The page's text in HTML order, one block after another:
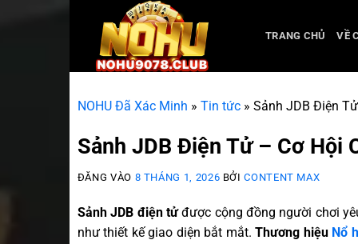
TRANG CHỦ VỀ
NOHU Đã Xác Minh » Tin tức» Sảnh JDB Điện
Sảnh JDB Điện Tử – Cơ Hội
ĐĂNG VÀO 8 THÁNG 1, 2026 BỞICONTENT MAX
Sảnh JDB điện tửđược cộng đồng người chơi
như thiết kế giao diện bắt mắt.Thương hiệu Nổ